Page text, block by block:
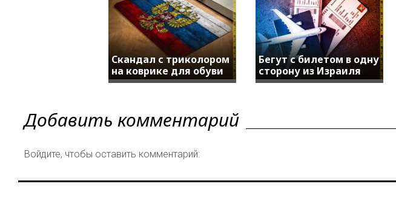
Скандал с триколором
на коврике для обуви
Бегут с билетом в одну
сторону из Израиля
Добавить комментарий
Войдите, чтобы оставить комментарий: